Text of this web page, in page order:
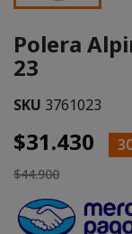
Polera
23
SKU 3761023
$31.430
$44.900